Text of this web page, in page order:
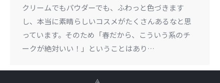
クリームでもパウダーでも、ふわっと色づきます
し、本当に素晴らしいコスメがたくさんあるなと思
っています。そのため「春だから、こういう系のチ
ークが絶対いい！」ということはあり…